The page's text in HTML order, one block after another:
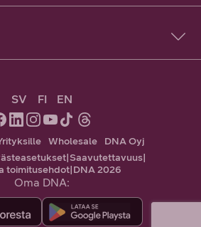
SV FI EN
Wholesale
DNA Oyj
|Saavutettavuus|
toimitusehdot|DNA 2026
Oma DNA: